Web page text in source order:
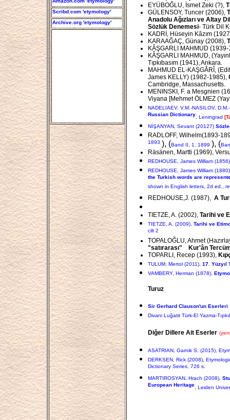
Scribd.com 'etymology'
Archive.org 'etymology'
EYÜBOĞLU, İsmet Zeki (?),
GÜLENSOY, Tuncer (2006),
Anadolu Ağızları ve Altay
Sözlük Denemesi- Türk Dil
KADRİ, Hüseyin Kâzım
KARAAĞAÇ, Günay (2008),
KÂŞGARLI MAHMUD
KÂŞGARLI MAHMUD,
Tıpkıbasım (1941), Ankara.
MAHMUD EL-KAŞGÂRÎ,
James KELLY) (1982-1985),
Cambridge, Massachusetts.
MENINSKI, F. a Mesgnien
Viyana [Mehmet ÖLMEZ
NADELIAEV, V.M.-NASILOV,
Russian Dictionary , Leningrad
NİŞANYAN, Sevant (20127)
RADLOFF, Wilhelm(1893-
1893 ), (Band II, 1. 1899 ), (
Räsänen, Martti (1969),
REDHOUSE, James William
REDHOUSE, James William
the Turkish words are
shown in English letters, 2d ed.,
REDHOUSE,J. (1987), A
TIETZE, A. (2002), Tarihi ve
TIETZE, A. (2009), Tarihi ve
cilt 2
TOPALOĞLU, Ahmet
"satırarası" Kur'ân
TOPARLI, Recep (1993),
TULUM, Mertol (2011), 17. Yüzyıl
VAMBERY, Herman (1878),
Turuz
Sir Gerhard Clauson'un Eserleri
Divani Luğatit Türk-El Yazma-
Diğer Dillere Ait Eserler
ASATRIAN, Garnik S. (2015),
DERKSEN, Rick (2008),
Dictionary Series, 726 s.
MARTIROSYAN, Hrach (2008),
European Heritage, Leiden